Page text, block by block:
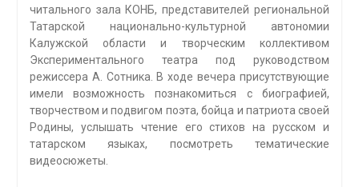
читального зала КОНБ, представителей региональной
Татарской национально-культурной автономии
Калужской области и творческим коллективом
Экспериментального театра под руководством
режиссера А. Сотника. В ходе вечера присутствующие
имели возможность познакомиться с биографией,
творчеством и подвигом поэта, бойца и патриота своей
Родины, услышать чтение его стихов на русском и
татарском языках, посмотреть тематические
видеосюжеты.